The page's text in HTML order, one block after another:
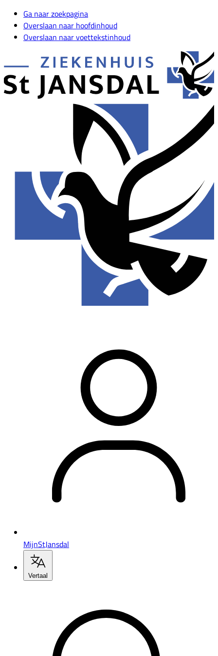
Ga naar zoekpagina
Overslaan naar hoofdinhoud
Overslaan naar voettekstinhoud
MijnStJansdal
Vertaal